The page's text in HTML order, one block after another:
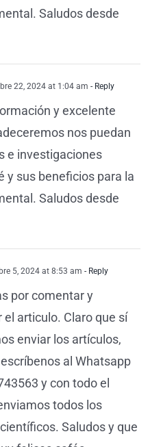
Saludos desde
22, 2024 at 1:04 am - Reply
y excelente
nos puedan
e investigaciones
y sus beneficios para la
Saludos desde
5, 2024 at 8:53 am - Reply
por comentar y
articulo. Claro que sí
enviar los artículos,
al Whatsapp
y con todo el
todos los
Saludos y que